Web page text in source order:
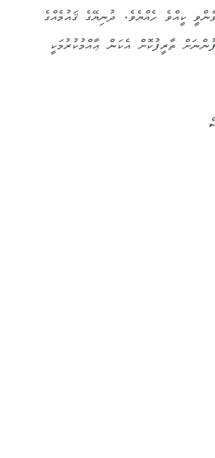
ކީއްވެ ހެއްޔެވެ. ދުނިޔޭގެ ޤައުމެއްގެ
ތާރީފުކޮށް އެކަން ޢާއްމުކުރުމަކީ